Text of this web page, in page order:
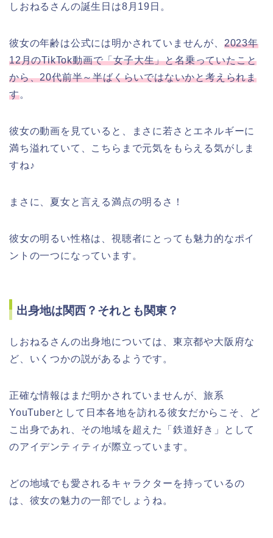
しおねるさんの誕生日は8月19日。
彼女の年齢は公式には明かされていませんが、 2023年
12月のTikTok動画で「女子大生」と名乗っていたこと
から、20代前半～半ばくらいではないかと考えられま
す。
彼女の動画を見ていると、まさに若さとエネルギーに
満ち溢れていて、こちらまで元気をもらえる気がしま
すね♪
まさに、夏女と言える満点の明るさ！
彼女の明るい性格は、視聴者にとっても魅力的なポイ
ントの一つになっています。
出身地は関西？それとも関東？
しおねるさんの出身地については、東京都や大阪府な
ど、いくつかの説があるようです。
正確な情報はまだ明かされていませんが、旅系
YouTuberとして日本各地を訪れる彼女だからこそ、ど
こ出身であれ、その地域を超えた「鉄道好き」として
のアイデンティティが際立っています。
どの地域でも愛されるキャラクターを持っているの
は、彼女の魅力の一部でしょうね。